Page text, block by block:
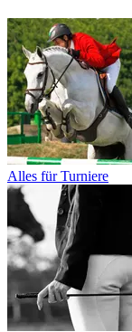
Alles für Turniere